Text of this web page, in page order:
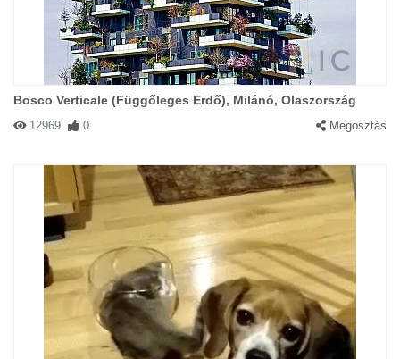
Bosco Verticale (Függőleges Erdő), Milánó, Olaszország
12969 0 Megosztás